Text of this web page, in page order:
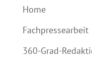
Home
Fachpressearbeit
360-Grad-